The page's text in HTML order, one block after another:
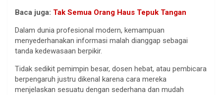
Baca juga: Tak Semua Orang Haus Tepuk Tangan
Dalam dunia profesional modern, kemampuan
menyederhanakan informasi malah dianggap sebagai
tanda kedewasaan berpikir.
Tidak sedikit pemimpin besar, dosen hebat, atau pembicara
berpengaruh justru dikenal karena cara mereka
menjelaskan sesuatu dengan sederhana dan mudah